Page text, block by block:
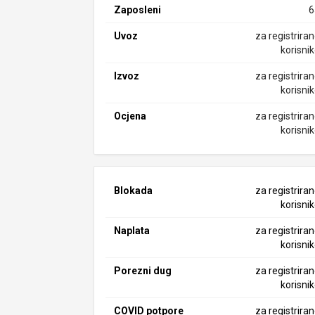
Zaposleni
Uvoz
za
Izvoz
za
Ocjena
za
Blokada
za
Naplata
za
Porezni dug
za
COVID potpore za